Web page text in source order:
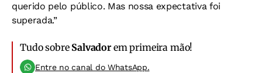
querido pelo público. Mas nossa expectativa foi
superada.”
Tudo sobre Salvadorem primeira mão!
Entre no canal do WhatsApp.